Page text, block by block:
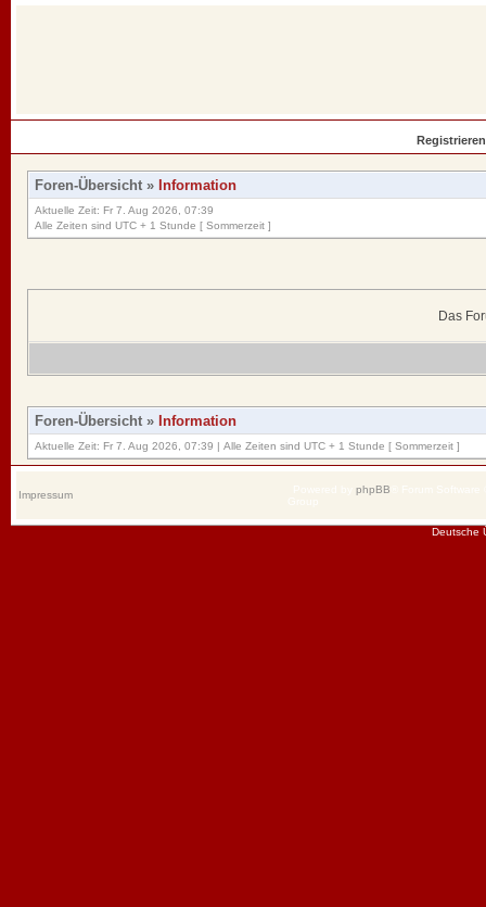
Registrieren
Foren-Übersicht » Information
Aktuelle Zeit: Fr 7. Aug 2026, 07:39
Alle Zeiten sind UTC + 1 Stunde [ Sommerzeit ]
Das
Foren-Übersicht » Information
Aktuelle Zeit: Fr 7. Aug 2026, 07:39 | Alle Zeiten sind UTC + 1 Stunde [ Sommerzeit ]
Impressum phpBB
Deutsche